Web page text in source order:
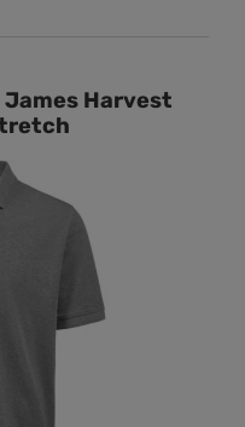
James Harvest